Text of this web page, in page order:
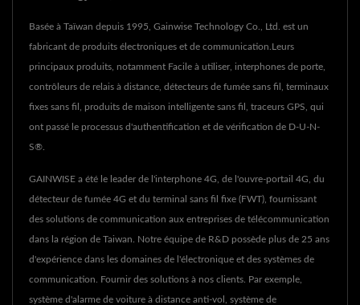
Basée à Taïwan depuis 1995, Gainwise Technology Co., Ltd. est un
fabricant de produits électroniques et de communication.Leurs
principaux produits, notamment Facile à utiliser, interphones de porte,
contrôleurs de relais à distance, détecteurs de fumée sans fil, terminaux
fixes sans fil, produits de maison intelligente sans fil, traceurs GPS, qui
ont passé le processus d'authentification et de vérification de D-U-N-
S®.
GAINWISE a été le leader de l'interphone 4G, de l'ouvre-portail 4G, du
détecteur de fumée 4G et du terminal sans fil fixe (FWT), fournissant
des solutions de communication aux entreprises de télécommunication
dans la région de Taiwan. Notre équipe de R&D possède plus de 25 ans
d'expérience dans les domaines de l'électronique et des systèmes de
communication. Fournir des solutions à nos clients. Par exemple,
système d'alarme de voiture à distance anti-vol, système de